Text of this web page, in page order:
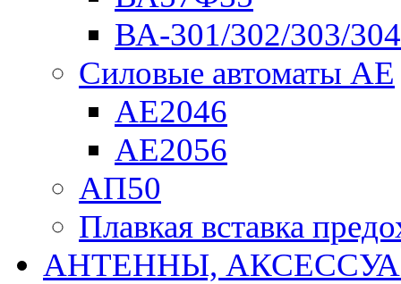
ВА-301/302/303/
Силовые автоматы АЕ
АЕ2046
АЕ2056
АП50
Плавкая вставка
АНТЕННЫ,